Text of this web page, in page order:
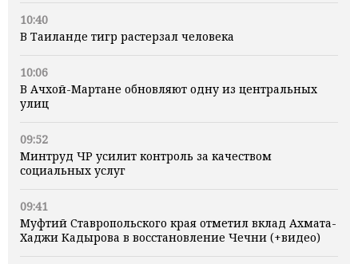
10:40
В Таиланде тигр растерзал человека
10:06
В Ачхой-Мартане обновляют одну из центральных
улиц
09:52
Минтруд ЧР усилит контроль за качеством
социальных услуг
09:41
Муфтий Ставропольского края отметил вклад Ахмата-
Хаджи Кадырова в восстановление Чечни (+видео)